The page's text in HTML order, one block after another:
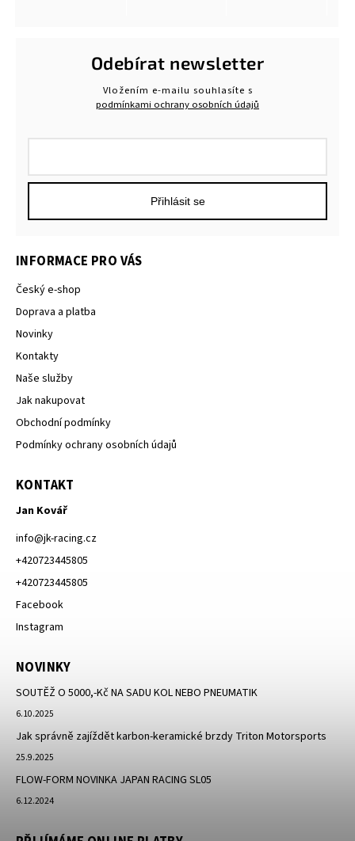
INFORMACE PRO VÁS
Český e-shop
Doprava a platba
Novinky
Kontakty
Naše služby
Jak nakupovat
Obchodní podmínky
Podmínky ochrany osobních údajů
KONTAKT
Jan Kovář
info@jk-racing.cz
+420723445805
+420723445805
Facebook
Instagram
NOVINKY
SOUTĚŽ O 5000,-Kč NA SADU KOL NEBO PNEUMATIK
6.10.2025
Jak správně zajíždět karbon-keramické brzdy Triton Motorsports
25.9.2025
FLOW-FORM NOVINKA JAPAN RACING SL05
6.12.2024
Odebírat newsletter
Vložením e-mailu souhlasíte s
podmínkami ochrany osobních údajů
Přihlásit se